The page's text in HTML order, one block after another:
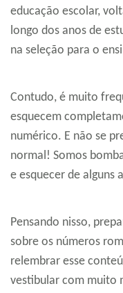
educação escolar,
longo dos anos de
na seleção para o
Contudo, é muito
esquecem
numérico. E não se
normal! Somos
e esquecer de alguns
Pensando nisso,
sobre os números
relembrar esse
vestibular com muito